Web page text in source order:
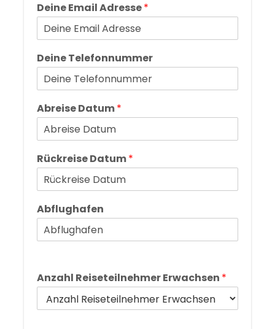
Deine Email Adresse*
Deine Telefonnummer
Abreise Datum*
Rückreise Datum*
Abflughafen
Anzahl Reiseteilnehmer Erwachsen *